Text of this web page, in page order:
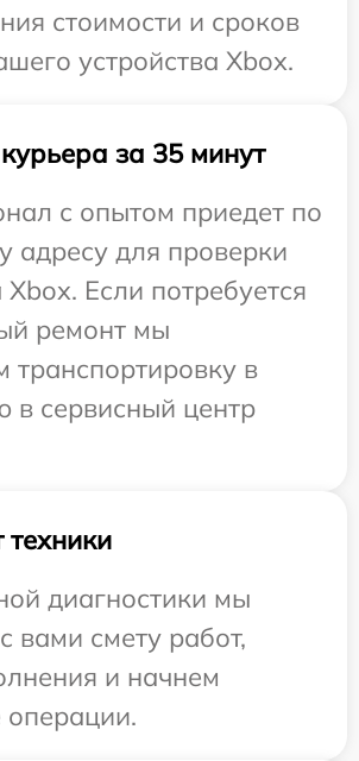
стоимости и сроков
устройства Xbox.
за 35 минут
с опытом приедет по
адресу для проверки
Xbox. Если потребуется
ремонт мы
транспортировку в
в сервисный центр
техники
диагностики мы
вами смету работ,
и начнем